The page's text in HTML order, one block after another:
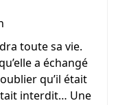
toute sa vie.
a échangé
qu’il était
interdit… Une